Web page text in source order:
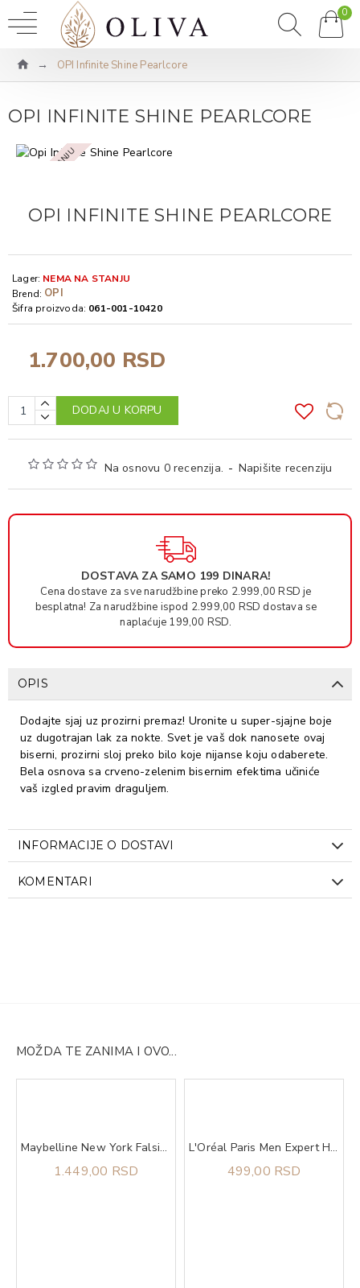
0
OPI Infinite Shine Pearlcore
OPI INFINITE SHINE PEARLCORE
NEMA NA STANJU
OPI INFINITE SHINE PEARLCORE
Na osnovu 0 recenzija. - Napišite recenziju
1.700,00 RSD
Lager: NEMA NA STANJU
Brend: OPI
Šifra proizvoda: 061-001-10420
DODAJ U KORPU
DOSTAVA ZA SAMO 199 DINARA!
Cena dostave za sve narudžbine preko 2.999,00 RSD je
besplatna! Za narudžbine ispod 2.999,00 RSD dostava se
naplaćuje 199,00 RSD.
OPIS
Dodajte sjaj uz prozirni premaz! Uronite u super-sjajne boje
uz dugotrajan lak za nokte. Svet je vaš dok nanosete ovaj
biserni, prozirni sloj preko bilo koje nijanse koju odaberete.
Bela osnova sa crveno-zelenim bisernim efektima učiniće
vaš izgled pravim draguljem.
INFORMACIJE O DOSTAVI
KOMENTARI
MOŽDA TE ZANIMA I OVO...
Maybelline New York Falsies Surreal Meta Black maskara
1.449,00 RSD
L'Oréal Paris Men Expert Hydra Hyaluronic gel za tuširanje 300 ml
499,00 RSD